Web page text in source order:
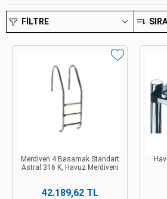
FILTRE
Merdiven 4 Basamak Standart
Astral 316 K, Havuz Merdiveni
42.189,62 TL